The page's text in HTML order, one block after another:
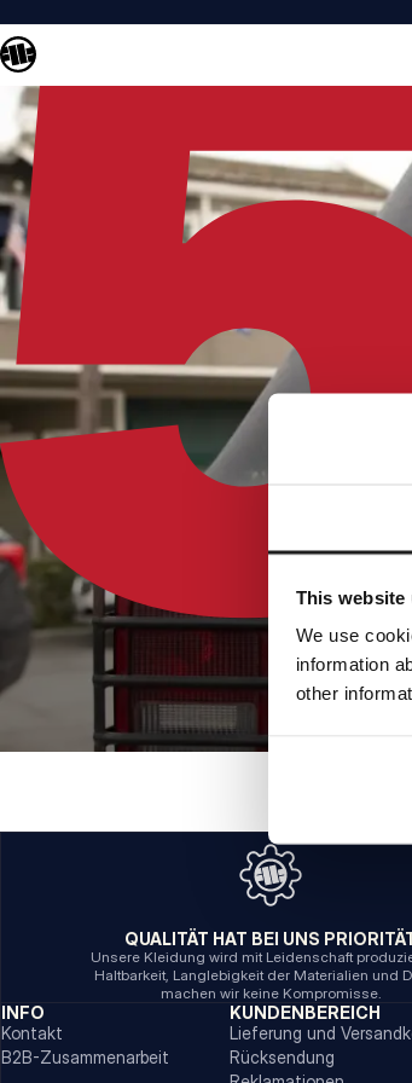
This website
We use
information
other
QUALITÄT HAT BEI UNS
Unsere Kleidung wird mit Leidenschaft
Haltbarkeit, Langlebigkeit der Materialien und
machen wir keine Kompromisse.
INFO
Kontakt
B2B-Zusammenarbeit
KUNDENBEREICH
Lieferung und
Rücksendung